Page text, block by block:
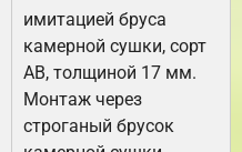
имитацией бруса
камерной сушки, сорт
АВ, толщиной 17 мм.
Монтаж через
строганый брусок